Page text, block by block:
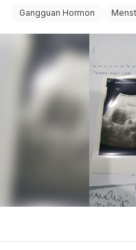
Gangguan Hormon